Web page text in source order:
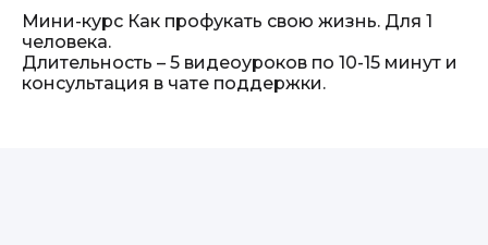
Мини-курс Как профукать свою жизнь. Для 1
человека.
Длительность – 5 видеоуроков по 10-15 минут и
консультация в чате поддержки.